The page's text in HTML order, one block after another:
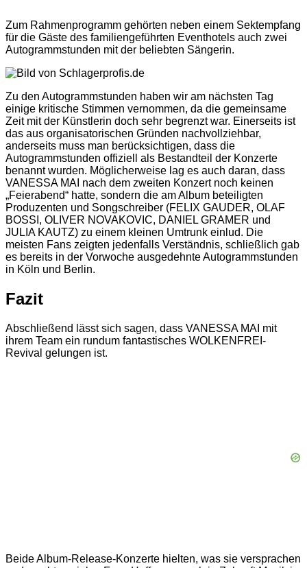
Zum Rahmenprogramm gehörten neben einem Sektempfang
für die Gäste des familiengeführten Eventhotels auch zwei
Autogrammstunden mit der beliebten Sängerin.
Zu den Autogrammstunden haben wir am nächsten Tag
einige kritische Stimmen vernommen, da die gemeinsame
Zeit mit der Künstlerin doch sehr begrenzt war. Einerseits ist
das aus organisatorischen Gründen nachvollziehbar,
anderseits muss man berücksichtigen, dass die
Autogrammstunden offiziell als Bestandteil der Konzerte
benannt wurden. Möglicherweise lag es auch daran, dass
VANESSA MAI nach dem zweiten Konzert noch keinen
„Feierabend“ hatte, sondern die am Album beteiligten
Produzenten und Songschreiber (FELIX GAUDER, OLAF
BOSSI, OLIVER NOVAKOVIC, DANIEL GRAMER und
JULIA KAUTZ) zu einem kleinen Umtrunk einlud. Die
meisten Fans zeigten jedenfalls Verständnis, schließlich gab
es bereits in der Vorwoche ausgedehnte Autogrammstunden
in Köln und Berlin.
Fazit
Abschließend lässt sich sagen, dass VANESSA MAI mit
ihrem Team ein rundum fantastisches WOLKENFREI-
Revival gelungen ist.
Beide Album-Release-Konzerte hielten, was sie versprachen